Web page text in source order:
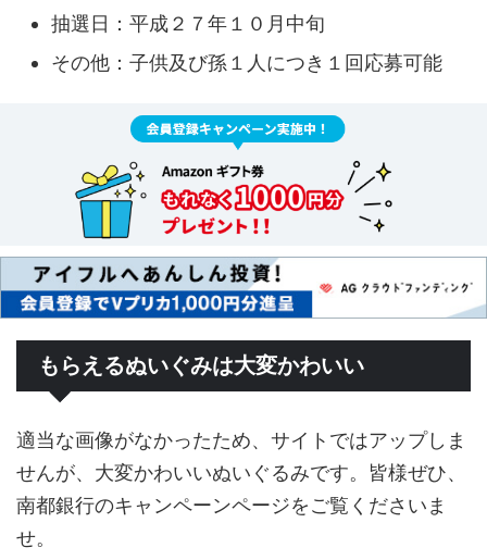
抽選日：平成２７年１０月中旬
その他：子供及び孫１人につき１回応募可能
もらえるぬいぐみは大変かわいい
適当な画像がなかったため、サイトではアップしま
せんが、大変かわいいぬいぐるみです。皆様ぜひ、
南都銀行のキャンペーンページをご覧くださいま
せ。